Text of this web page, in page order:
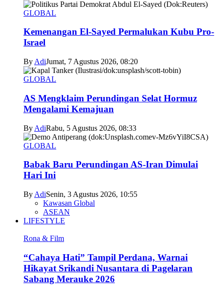
GLOBAL
Kemenangan El-Sayed Permalukan Kubu Pro-
Israel
By AdiJumat, 7 Agustus 2026, 08:20
GLOBAL
AS Mengklaim Perundingan Selat Hormuz
Mengalami Kemajuan
By AdiRabu, 5 Agustus 2026, 08:33
GLOBAL
Babak Baru Perundingan AS-Iran Dimulai
Hari Ini
By AdiSenin, 3 Agustus 2026, 10:55
Kawasan Global
ASEAN
LIFESTYLE
Rona & Film
“Cahaya Hati” Tampil Perdana, Warnai
Hikayat Srikandi Nusantara di Pagelaran
Sabang Merauke 2026